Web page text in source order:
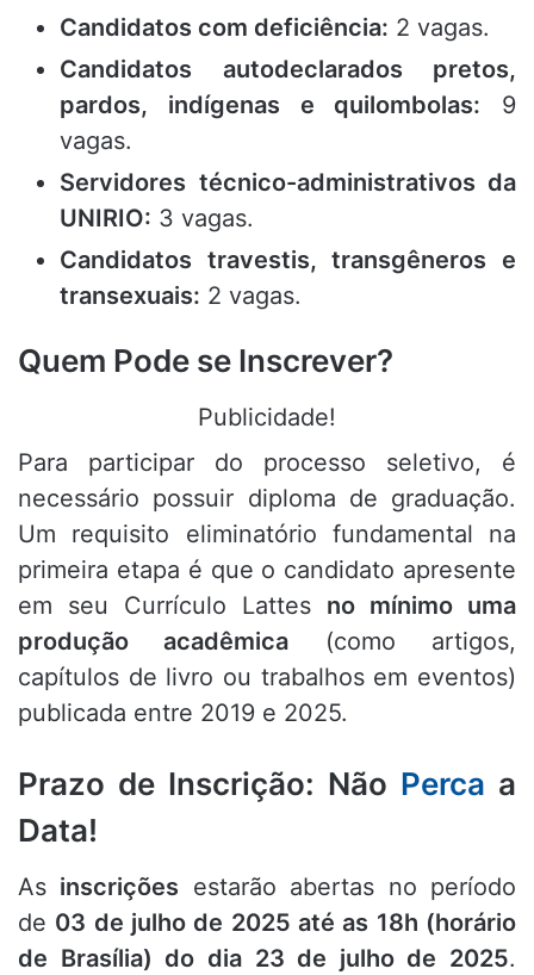
Candidatos com deficiência: 2 vagas.
Candidatos autodeclarados pretos,
pardos, indígenas e quilombolas: 9
vagas.
Servidores técnico-administrativos da
UNIRIO: 3 vagas.
Candidatos travestis, transgêneros e
transexuais: 2 vagas.
Quem Pode se Inscrever?
Publicidade!
Para participar do processo seletivo, é
necessário possuir diploma de graduação.
Um requisito eliminatório fundamental na
primeira etapa é que o candidato apresente
em seu Currículo Lattes no mínimo uma
produção acadêmica (como artigos,
capítulos de livro ou trabalhos em eventos)
publicada entre 2019 e 2025.
Prazo de Inscrição: Não Perca a
Data!
As inscrições estarão abertas no período
de 03 de julho de 2025 até as 18h (horário
de Brasília) do dia 23 de julho de 2025.